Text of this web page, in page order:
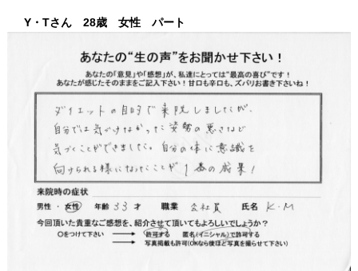
Y・Tさん 28歳 女性 パート